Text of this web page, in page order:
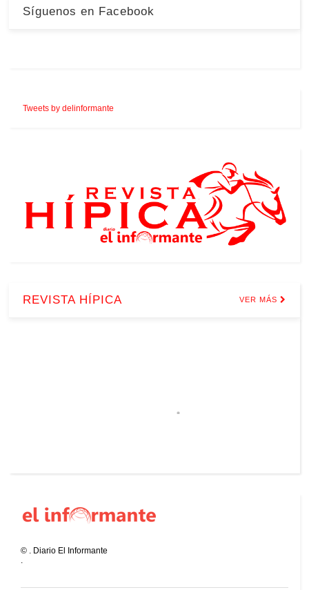
Síguenos en Facebook
Tweets by delinformante
REVISTA HÍPICA VER MÁS
© . Diario El Informante
.